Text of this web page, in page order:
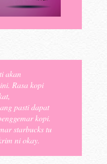
akan
Rasa kopi
pasti dapat
kopi.
starbucks tu
ni okay.